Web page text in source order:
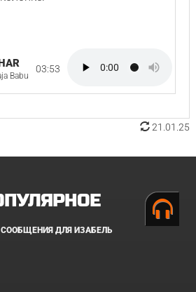
Babu
03:53
21.01.25
СООБЩЕНИЯ ДЛЯ ИЗАБЕЛЬ